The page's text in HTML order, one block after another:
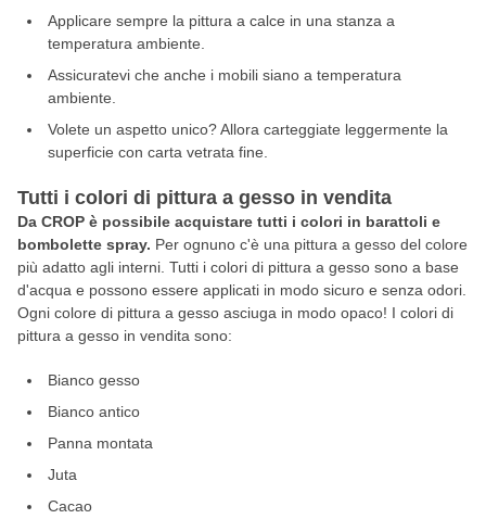
Applicare sempre la pittura a calce in una stanza a
temperatura ambiente.
Assicuratevi che anche i mobili siano a temperatura
ambiente.
Volete un aspetto unico? Allora carteggiate leggermente la
superficie con carta vetrata fine.
Tutti i colori di pittura a gesso in vendita
Da CROP è possibile acquistare tutti i colori in barattoli e
bombolette spray. Per ognuno c'è una pittura a gesso del colore
più adatto agli interni. Tutti i colori di pittura a gesso sono a base
d'acqua e possono essere applicati in modo sicuro e senza odori.
Ogni colore di pittura a gesso asciuga in modo opaco! I colori di
pittura a gesso in vendita sono:
Bianco gesso
Bianco antico
Panna montata
Juta
Cacao